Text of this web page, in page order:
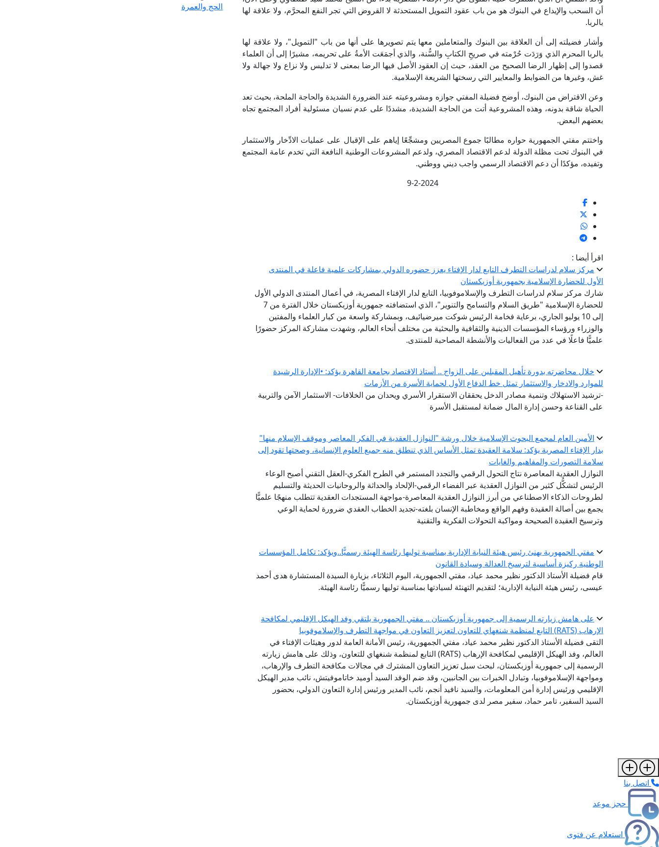
أن السحب والإيداع في البنوك هو من باب عقود التمويل المستحدثة لا القروض التي تجر النفع المحرَّم، ولا علاقة لها
بالربا.
وأشار فضيلته إلى أن العلاقة بين البنوك والمتعاملين معها يتم تصويرها على أنها من باب "التمويل"، ولا علاقة لها
بالربا المحرم الذي وَرَدَت حُرْمته في صريحِ الكتابِ والسُّنة، والذي أجمَعَت الأمةُ على تحريمه، مشيرًا إلى أن العلماء
قصدوا إلى إظهار الرضا الصحيح من العقد، حيث إن العقود الأصل فيها الرضا بمعنى لا تدليس ولا نزاع ولا جهالة ولا
غش، وغيرها من الضوابط والمعايير التي رسختها الشريعة الإسلامية.
وعن الاقتراض من البنوك، أوضح فضيلة المفتي جوازه ومشروعيته عند الضرورة الشديدة والحاجة الملحة، بحيث تعد
الحياة شاقة بدونه، وهذه المشروعية أتت من الحاجة الشديدة، مشددًا على عدم نسيان مسئولية أفراد المجتمع تجاه
بعضهم البعض.
واختتم مفتي الجمهورية حواره مطالبًا جموع المصريين ومشجِّعًا إياهم على الإقبال على عمليات الادِّخار والاستثمار
في البنوك تحت مظلة الدولة لدعم الاقتصاد المصري، ولدعم المشروعات الوطنية النافعة التي تخدم عامة المجتمع
وتفيده، مؤكدًا أن دعم الاقتصاد الرسمي واجب ديني ووطني.
9-2-2024
اقرأ أيضا :
مركز سلام لدراسات التطرف التابع لدار الإفتاء يعزز حضوره الدولي بمشاركات علمية فاعلة في المنتدى
الأول للحضارة الإسلامية بجمهورية أوزبكستان
شارك مركز سلام لدراسات التطرف والإسلاموفوبيا، التابع لدار الإفتاء المصرية، في أعمال المنتدى الدولي الأول
للحضارة الإسلامية "طريق السلام والتسامح والتنوير"، الذي استضافته جمهورية أوزبكستان خلال الفترة من 7
إلى 10 يوليو الجاري، برعاية فخامة الرئيس شوكت ميرضيائيف، وبمشاركة واسعة من كبار العلماء والمفتين
والوزراء ورؤساء المؤسسات الدينية والثقافية والبحثية من مختلف أنحاء العالم، وشهدت مشاركة المركز حضورًا
علميًّا فاعلًا في عدد من الفعاليات والأنشطة المصاحبة للمنتدى.
خلال محاضرته بدورة تأهيل المقبلين على الزواج .. أستاذ الاقتصاد بجامعة القاهرة يؤكد: •الإدارة الرشيدة
للموارد والادخار والاستثمار تمثل خط الدفاع الأول لحماية الأسرة من الأزمات
-ترشيد الاستهلاك وتنمية مصادر الدخل يحققان الاستقرار الأسري ويحدان من الخلافات- الاستثمار الآمن والتربية
على القناعة وحسن إدارة المال ضمانة لمستقبل الأسرة
الأمين العام لمجمع البحوث الإسلامية خلال ورشة "النوازل العقدية في الفكر المعاصر وموقف الإسلام منها"
بدار الإفتاء المصرية يؤكد: سلامة العقيدة تمثل الأساس الذي تنطلق منه جميع العلوم الإنسانية، وصحتها تقود إلى
سلامة التصورات والمفاهيم والغايات
النوازل العقدية المعاصرة نتاج التحول الرقمي والتجدد المستمر في الطرح الفكري-العقل التقني أصبح الوعاء
الرئيس لتشكُّل كثير من النوازل العقدية عبر الفضاء الرقمي-الإلحاد والحداثة والروحانيات الحديثة والتسليم
لطروحات الذكاء الاصطناعي من أبرز النوازل العقدية المعاصرة-مواجهة المستجدات العقدية تتطلب منهجًا علميًّا
يجمع بين أصالة العقيدة وفهم الواقع ومخاطبة الإنسان بلغته-تجديد الخطاب العقدي ضرورة لحماية الوعي
وترسيخ العقيدة الصحيحة ومواكبة التحولات الفكرية والتقنية
مفتي الجمهورية يهنئ رئيس هيئة النيابة الإدارية بمناسبة توليها رئاسة الهيئة رسميًّا..ويؤكد: تكامل المؤسسات
الوطنية ركيزة أساسية لترسيخ العدالة وسيادة القانون
قام فضيلة الأستاذ الدكتور نظير محمد عياد، مفتي الجمهورية، اليوم الثلاثاء، بزيارة السيدة المستشارة هدى أحمد
عيسى، رئيس هيئة النيابة الإدارية؛ لتقديم التهنئة لسيادتها بمناسبة توليها رسميًّا رئاسة الهيئة.
على هامش زيارته الرسمية إلى جمهورية أوزبكستان .. مفتي الجمهورية يلتقي وفد الهيكل الإقليمي لمكافحة
الإرهاب (RATS) التابع لمنظمة شنغهاي للتعاون لتعزيز التعاون في مواجهة التطرف والإسلاموفوبيا
التقى فضيلة الأستاذ الدكتور نظير محمد عياد، مفتي الجمهورية، رئيس الأمانة العامة لدور وهيئات الإفتاء في
العالم، وفد الهيكل الإقليمي لمكافحة الإرهاب (RATS) التابع لمنظمة شنغهاي للتعاون، وذلك على هامش زيارته
الرسمية إلى جمهورية أوزبكستان، لبحث سبل تعزيز التعاون المشترك في مجالات مكافحة التطرف والإرهاب،
ومواجهة الإسلاموفوبيا، وتبادل الخبرات بين الجانبين، وقد ضم الوفد السيد أوميد خاتاموفيتش، نائب مدير الهيكل
الإقليمي ورئيس إدارة أمن المعلومات، والسيد نافيد أنجم، نائب المدير ورئيس إدارة التعاون الدولي، بحضور
السيد السفير، تامر حماد، سفير مصر لدى جمهورية أوزبكستان.
الحج والعمرة
اتصل بنا
حجز موعد
استعلام عن فتوى